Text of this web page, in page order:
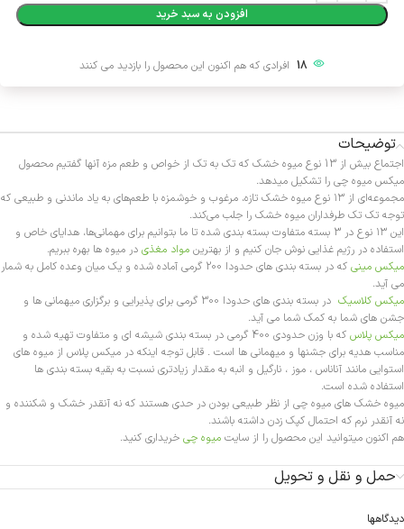
افزودن به سبد خرید
18 افرادی که هم اکنون این محصول را بازدید می کنند
توضیحات
اجتماع بیش از 13 نوع میوه خشک که تک به تک از خواص و طعم مزه آنها گفتیم محصول
میکس میوه چی را تشکیل میدهد.
مجموعه‌ای از ۱۳ نوع میوه خشک تازه، مرغوب و خوشمزه با طعم‌های به یاد ماندنی و طبیعی که
توجه تک تک طرفداران میوه خشک را جلب می‌کند.
این ۱۳ نوع در 3 بسته متفاوت بسته بندی شده تا ما بتوانیم برای مهمانی‌ها، هدایای خاص و
استفاده در رژیم غذایی نوش جان کنیم و از بهترین مواد مغذی در میوه ها بهره ببریم.
میکس مینی
که در بسته بندی های حدودا 200 گرمی آماده شده و یک میان وعده کامل به شمار
می آید.
میکس کلاسیک
در بسته بندی های حدودا 300 گرمی برای پذیرایی و برگزاری میهمانی ها و
جشن های شما به کمک شما می آید.
میکس پلاس
که با وزن حدودی 400 گرمی در بسته بندی شیشه ای و متفاوت تهیه شده و
مناسب هدیه برای جشنها و میهمانی ها است . قابل توجه اینکه در میکس پلاس از میوه های
استوایی مانند آناناس ، موز ، نارگیل و انبه به مقدار زیادتری نسبت به بقیه بسته بندی ها
استفاده شده است.
میوه خشک های میوه چی از نظر طبیعی بودن در حدی هستند که نه آنقدر خشک و شکننده و
نه آنقدر نرم که احتمال کپک زدن داشته باشند.
هم اکنون میتوانید این محصول را از سایت میوه چی خریداری کنید.
حمل و نقل و تحویل
دیدگاهها